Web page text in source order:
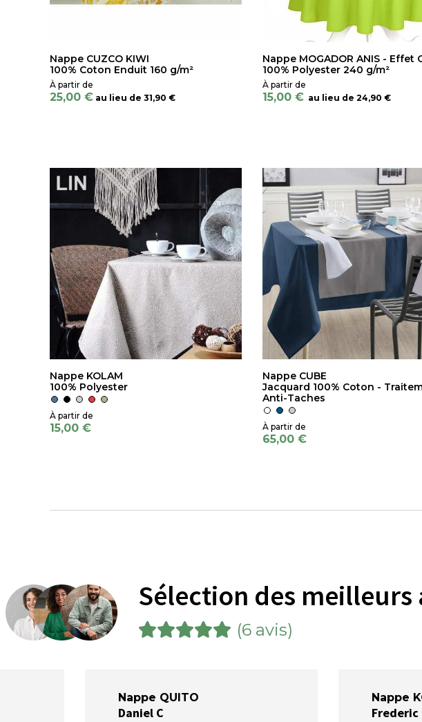
Nappe CUZCO KIWI
100% Coton Enduit 160 g/m²
25,00 € au lieu de 31,90 €
Nappe MOGADOR ANIS - Effet
100% Polyester 240 g/m²
15,00 € au lieu de 24,90 €
Nappe KOLAM
100% Polyester
15,00 €
Nappe CUBE
Jacquard 100% Coton -
Anti-Taches
65,00 €
Sélection des meilleurs
(6 avis)
Nappe QUITO
Daniel C
Nappe
Frederic